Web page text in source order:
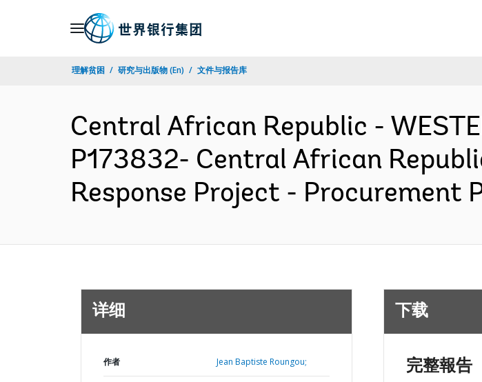
理解贫困 研究与出版物 (En) 文件与报告库
Central African Republic -
P173832- Central African
Response Project - Procurement
详细
作者 Jean Baptiste Roungou;
下载
完整報告